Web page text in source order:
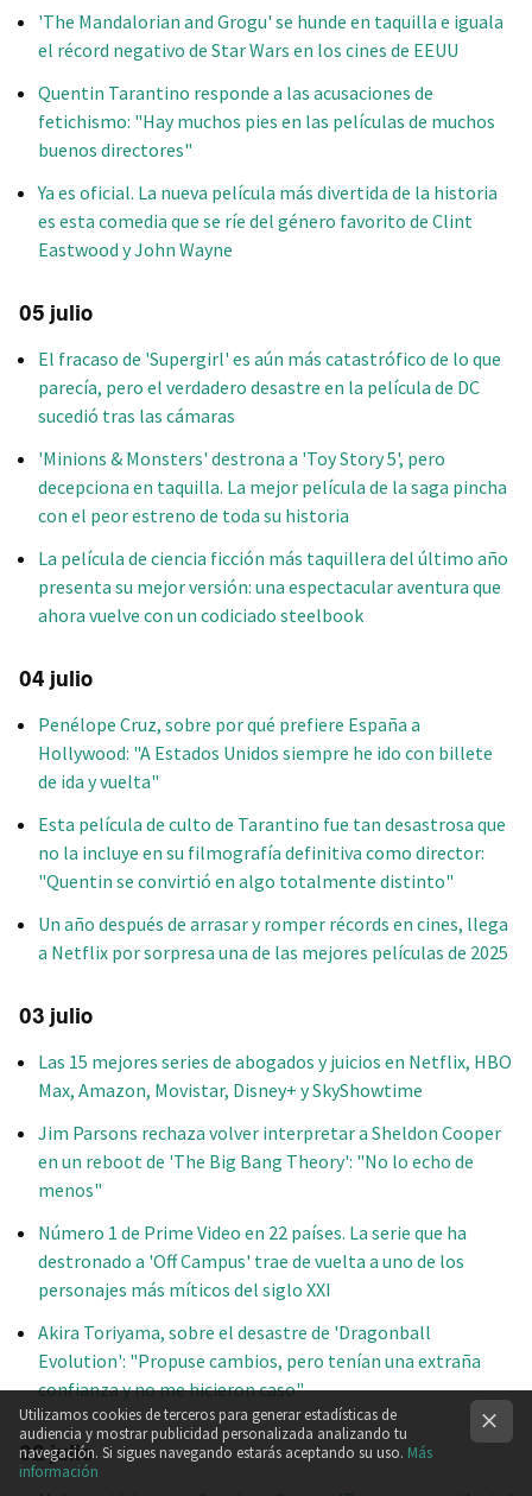
'The Mandalorian and Grogu' se hunde en taquilla e iguala
el récord negativo de Star Wars en los cines de EEUU
Quentin Tarantino responde a las acusaciones de
fetichismo: "Hay muchos pies en las películas de muchos
buenos directores"
Ya es oficial. La nueva película más divertida de la historia
es esta comedia que se ríe del género favorito de Clint
Eastwood y John Wayne
05 julio
El fracaso de 'Supergirl' es aún más catastrófico de lo que
parecía, pero el verdadero desastre en la película de DC
sucedió tras las cámaras
'Minions & Monsters' destrona a 'Toy Story 5', pero
decepciona en taquilla. La mejor película de la saga pincha
con el peor estreno de toda su historia
La película de ciencia ficción más taquillera del último año
presenta su mejor versión: una espectacular aventura que
ahora vuelve con un codiciado steelbook
04 julio
Penélope Cruz, sobre por qué prefiere España a
Hollywood: "A Estados Unidos siempre he ido con billete
de ida y vuelta"
Esta película de culto de Tarantino fue tan desastrosa que
no la incluye en su filmografía definitiva como director:
"Quentin se convirtió en algo totalmente distinto"
Un año después de arrasar y romper récords en cines, llega
a Netflix por sorpresa una de las mejores películas de 2025
03 julio
Las 15 mejores series de abogados y juicios en Netflix, HBO
Max, Amazon, Movistar, Disney+ y SkyShowtime
Jim Parsons rechaza volver interpretar a Sheldon Cooper
en un reboot de 'The Big Bang Theory': "No lo echo de
menos"
Número 1 de Prime Video en 22 países. La serie que ha
destronado a 'Off Campus' trae de vuelta a uno de los
personajes más míticos del siglo XXI
Akira Toriyama, sobre el desastre de 'Dragonball
Evolution': "Propuse cambios, pero tenían una extraña
confianza y no me hicieron caso"
02 julio
Utilizamos cookies de terceros para generar estadísticas de
audiencia y mostrar publicidad personalizada analizando tu
navegación. Si sigues navegando estarás aceptando su uso. Más
información